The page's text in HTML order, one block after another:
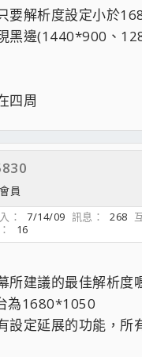
要解析度設定小於
黑邊(1440*900、
四周
員
7/14/09 訊息 268
16
所建議的最佳解析度
為1680*1050
設定延展的功能，所